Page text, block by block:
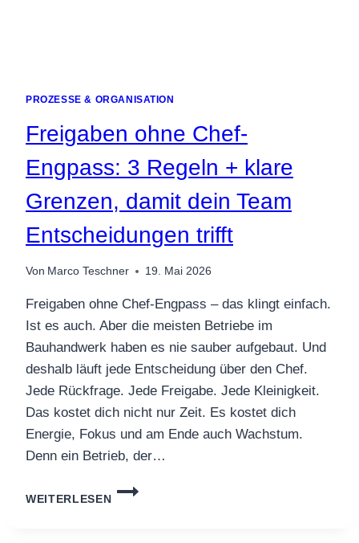
PROZESSE & ORGANISATION
Freigaben ohne Chef-
Engpass: 3 Regeln + klare
Grenzen, damit dein Team
Entscheidungen trifft
Von Marco Teschner 19. Mai 2026
Freigaben ohne Chef-Engpass – das klingt einfach.
Ist es auch. Aber die meisten Betriebe im
Bauhandwerk haben es nie sauber aufgebaut. Und
deshalb läuft jede Entscheidung über den Chef.
Jede Rückfrage. Jede Freigabe. Jede Kleinigkeit.
Das kostet dich nicht nur Zeit. Es kostet dich
Energie, Fokus und am Ende auch Wachstum.
Denn ein Betrieb, der…
WEITERLESEN
FREIGABEN
OHNE